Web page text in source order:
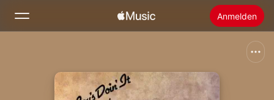
Anmelden
Startseite